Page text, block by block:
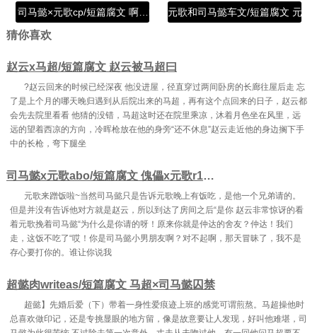
司马懿×元歌cp/短篇腐文 啊…哈啊司马懿元歌元歌和司马懿车文/短篇腐文 元歌
猜你喜欢
赵云x马超/短篇腐文 赵云被马超曰
?赵云回来的时候已经深夜 他没进屋，径直穿过两间卧房的长廊往屋后走 忘
了是上个月的哪天晚归遇到从后院出来的马超，再有这个点回来的日子，赵云都
会先去院里看看 他猜的没错，马超这时还在院里乘凉，沐着月色坐在风里，远
远的望着西凉的方向，冷晖枪放在他的身旁“还不休息”赵云走近他的身边搁下手
中的长枪，弯下腿坐
司马懿x元歌abo/短篇腐文 傀儡x元歌r18文微博
元歌来蹭饭啦~当然司马懿只是告诉元歌晚上有饭吃，是他一个兄弟请的。
但是并没有告诉他对方就是赵云，所以到达了房间之后“是你 赵云非常惊讶的看
着元歌挽着司马懿“为什么是你请的呀！原来你就是仲达的舍友？仲达！我们
走，这饭不吃了“哎！你是司马懿小男朋友啊？对不起啊，那天冒昧了，我不是
存心要打你的。谁让你说我
超懿肉writeas/短篇腐文 马超×司马懿囚禁
超懿】先婚后爱（下）带着一身性爱痕迹上班的感觉可谓煎熬。马超操他时
总喜欢做印记，还是专挑显眼的地方留，像是故意要让人发现，好叫他难堪，司